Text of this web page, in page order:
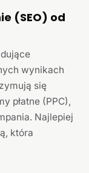
(SEO) od
wynikach
się
płatne (PPC),
Najlepiej
która